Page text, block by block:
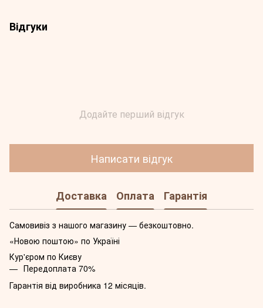
Відгуки
Додайте перший відгук
Написати відгук
Доставка Оплата Гарантія
Самовивіз з нашого магазину — безкоштовно.
«Новою поштою» по Україні
Кур'єром по Києву
Передоплата 70%
Гарантія від виробника 12 місяців.